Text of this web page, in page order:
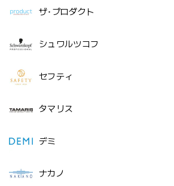
ザ･プロダクト
シュワルツコフ
セフティ
タマリス
デミ
ナカノ